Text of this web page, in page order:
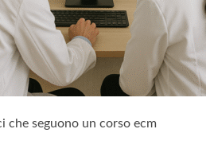
che seguono un corso ecm